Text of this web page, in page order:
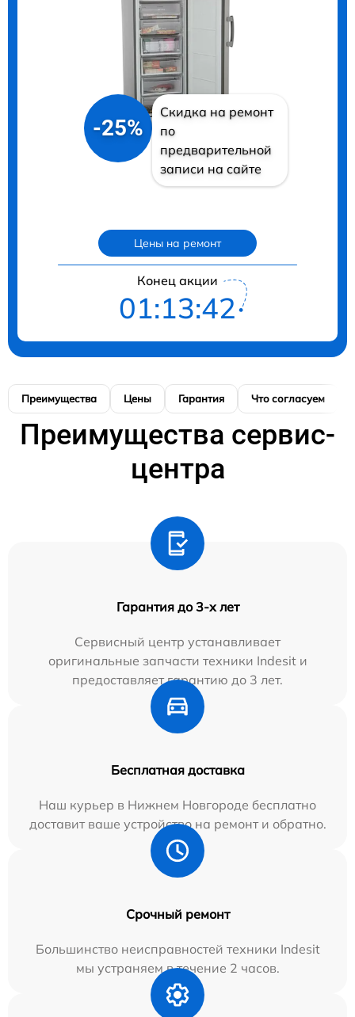
-25%
Скидка на ремонт
по
предварительной
записи на сайте
Цены на ремонт
Конец акции
01:13:40
Преимущества Цены Гарантия Что согласуем
Преимущества сервис-
центра
Гарантия до 3-х лет
Сервисный центр устанавливает
оригинальные запчасти техники Indesit и
предоставляет гарантию до 3 лет.
Бесплатная доставка
Наш курьер в Нижнем Новгороде бесплатно
доставит ваше устройство на ремонт и обратно.
Срочный ремонт
Большинство неисправностей техники Indesit
мы устраняем в течение 2 часов.